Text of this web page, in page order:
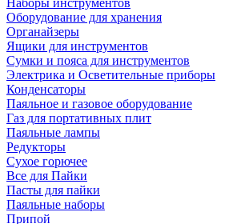
Наборы инструментов
Оборудование для хранения
Органайзеры
Ящики для инструментов
Сумки и пояса для инструментов
Электрика и Осветительные приборы
Конденсаторы
Паяльное и газовое оборудование
Газ для портативных плит
Паяльные лампы
Редукторы
Сухое горючее
Все для Пайки
Пасты для пайки
Паяльные наборы
Припой